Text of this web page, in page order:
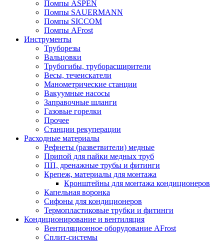
Помпы ASPEN
Помпы SAUERMANN
Помпы SICCOM
Помпы AFrost
Инструменты
Труборезы
Вальцовки
Трубогибы, труборасширители
Весы, течеискатели
Манометрические станции
Вакуумные насосы
Заправочные шланги
Газовые горелки
Прочее
Станции рекуперации
Расходные материалы
Рефнеты (разветвители) медные
Припой для пайки медных труб
ПП, дренажные трубы и фитинги
Крепеж, материалы для монтажа
Кронштейны для монтажа кондиционеров
Капельная воронка
Сифоны для кондиционеров
Термопластиковые трубки и фитинги
Кондиционирование и вентиляция
Вентиляционное оборудование AFrost
Сплит-системы